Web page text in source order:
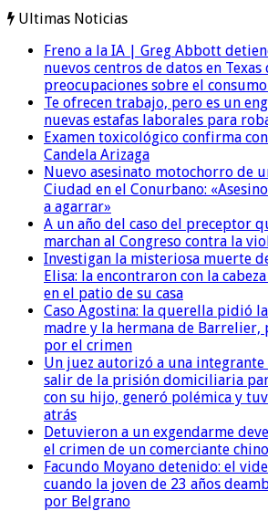
Ultimas Noticias
Freno a la IA | Greg Abbott
nuevos centros de datos en
preocupaciones sobre el
Te ofrecen trabajo, pero es un
nuevas estafas laborales para
Examen toxicológico confirma
Candela Arizaga
Nuevo asesinato motochorro de
Ciudad en el Conurbano:
a agarrar»
A un año del caso del preceptor
marchan al Congreso contra la
Investigan la misteriosa muerte
Elisa: la encontraron con la
en el patio de su casa
Caso Agostina: la querella pidió
madre y la hermana de Barrelier,
por el crimen
Un juez autorizó a una integrante
salir de la prisión domiciliaria
con su hijo, generó polémica y
atrás
Detuvieron a un exgendarme
el crimen de un comerciante chino
Facundo Moyano detenido: el
cuando la joven de 23 años
por Belgrano